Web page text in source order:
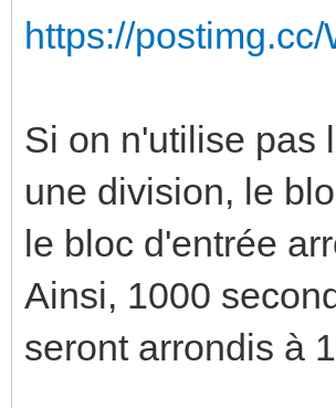
https://
Si on n'utilise pas
une division, le
le bloc d'entrée
Ainsi, 1000
seront arrondis à